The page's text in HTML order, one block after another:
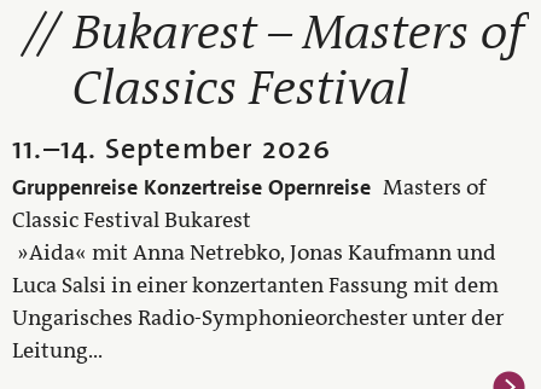
Bukarest – Masters of
Classics Festival
11.–14. September 2026
Gruppenreise Konzertreise Opernreise Masters of
Classic Festival Bukarest
»Aida« mit Anna Netrebko, Jonas Kaufmann und
Luca Salsi in einer konzertanten Fassung mit dem
Ungarisches Radio-Symphonieorchester unter der
Leitung...